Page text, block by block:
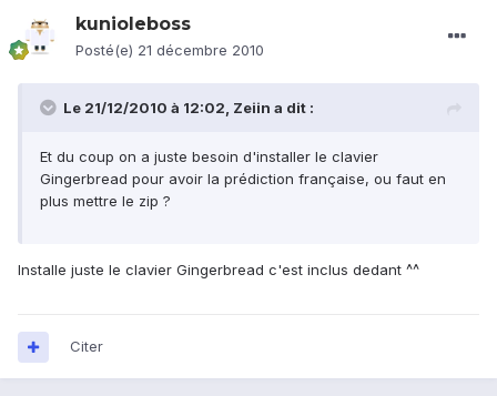
kunioleboss
Posté(e) 21 décembre 2010
Le 21/12/2010 à 12:02, Zeiin a dit :
Et du coup on a juste besoin d'installer le clavier
Gingerbread pour avoir la prédiction française, ou faut en
plus mettre le zip ?
Installe juste le clavier Gingerbread c'est inclus dedant ^^
Citer